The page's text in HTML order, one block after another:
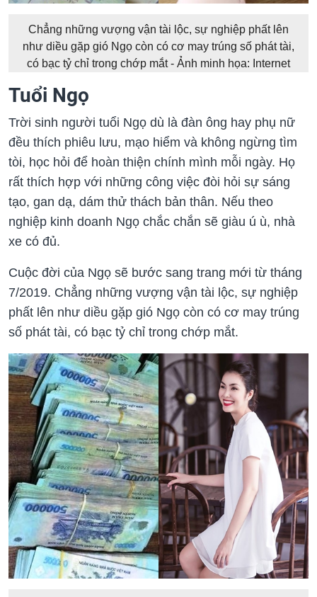
Chẳng những vượng vận tài lộc, sự nghiệp phất lên
như diều gặp gió Ngọ còn có cơ may trúng số phát tài,
có bạc tỷ chỉ trong chớp mắt - Ảnh minh họa: Internet
Tuổi Ngọ
Trời sinh người tuổi Ngọ dù là đàn ông hay phụ nữ
đều thích phiêu lưu, mạo hiểm và không ngừng tìm
tòi, học hỏi để hoàn thiện chính mình mỗi ngày. Họ
rất thích hợp với những công việc đòi hỏi sự sáng
tạo, gan dạ, dám thử thách bản thân. Nếu theo
nghiệp kinh doanh Ngọ chắc chắn sẽ giàu ú ù, nhà
xe có đủ.
Cuộc đời của Ngọ sẽ bước sang trang mới từ tháng
7/2019. Chẳng những vượng vận tài lộc, sự nghiệp
phất lên như diều gặp gió Ngọ còn có cơ may trúng
số phát tài, có bạc tỷ chỉ trong chớp mắt.